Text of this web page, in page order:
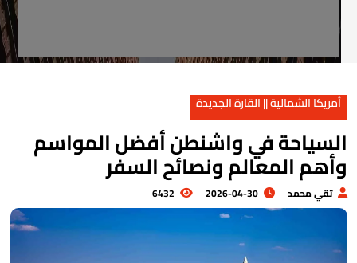
أمريكا الشمالية || القارة الجديدة
في واشنطن أفضل المواسم
المعالم ونصائح السفر
تقي محمد 2026-04-30
6432